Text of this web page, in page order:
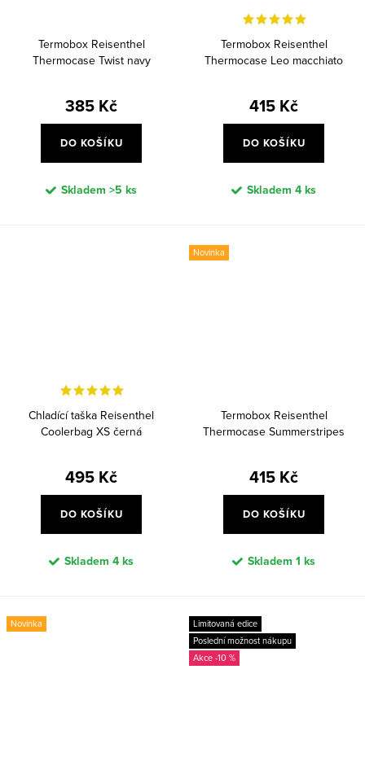
Termobox Reisenthel
Thermocase Twist navy
385 Kč
DO KOŠÍKU
Skladem >5 ks
Termobox Reisenthel
Thermocase Leo macchiato
415 Kč
DO KOŠÍKU
Skladem 4 ks
Chladící taška Reisenthel
Coolerbag XS černá
495 Kč
DO KOŠÍKU
Skladem 4 ks
Novinka
Termobox Reisenthel
Thermocase Summerstripes
415 Kč
DO KOŠÍKU
Skladem 1 ks
Novinka
Limitovaná edice
Poslední možnost nákupu
-10 %